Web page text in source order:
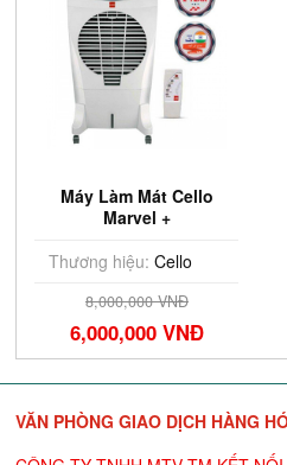
Máy Làm Mát Cello
Marvel +
Thương hiệu: Cello
8,000,000 VNĐ
6,000,000 VNĐ
VĂN PHÒNG GIAO DỊCH HÀNG